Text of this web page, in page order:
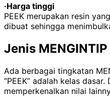
·Harga tinggi
PEEK merupakan resin
dibuat sehingga
Jenis MENGINTIP
Ada berbagai tingkatan
“PEEK” adalah kelas dasar.
memperkenalkan nilai